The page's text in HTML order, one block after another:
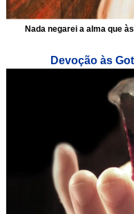
Nada negarei a alma que
Devoção às